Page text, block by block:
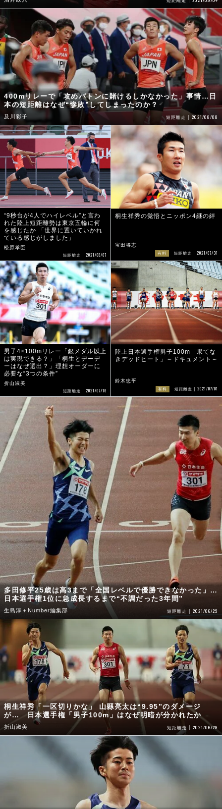
400mリレーで「攻めバトンに賭けるしかなかった」事情…日
本の短距離はなぜ“惨敗”してしまったのか？
及川彩子 短距離走 2021/08/08
“9秒台が4人でハイレベル”と言わ
れた陸上短距離勢は東京五輪に何
を感じたか 「世界に置いていかれ
ている感じがしました」
松原孝臣
短距離走 2021/08/07
桐生祥秀の覚悟とニッポン4継の絆
宝田将志
有料 短距離走 2021/07/31
男子4×100mリレー「銀メダル以上
は実現できる？」「桐生とデーデ
ーはなぜ選出？」理想オーダーに
必要な“3つの条件”
折山淑美
短距離走 2021/07/16
陸上日本選手権男子100m「果てな
きデッドヒート」～ドキュメント～
鈴木忠平
有料 短距離走 2021/07/01
多田修平25歳は高3まで「全国レベルで優勝できなかった」…
日本選手権1位に急成長するまで“不調だった3年間”
生島淳＋Number編集部 短距離走 2021/06/29
桐生祥秀「一区切りかな」 山縣亮太は“9.95”のダメージ
が… 日本選手権「男子100m」はなぜ明暗が分かれたか
折山淑美 短距離走 2021/06/28